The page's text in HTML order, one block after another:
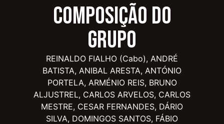
Composição do
Grupo
REINALDO FIALHO (Cabo), ANDRÉ
BATISTA, ANIBAL ARESTA, ANTÓNIO
PORTELA, ARMÉNIO REIS, BRUNO
ALJUSTREL, CARLOS ARVELOS, CARLOS
MESTRE, CESAR FERNANDES, DÁRIO
SILVA, DOMINGOS SANTOS, FÁBIO